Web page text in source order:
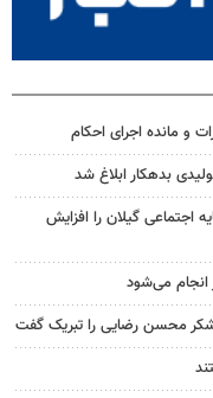
و مانده اجرای احکام
بدهکار ابلاغ شد
اجتماعی گیلان را افزایش
انجام می‌شود
محسن رضایی را تبریک گفت